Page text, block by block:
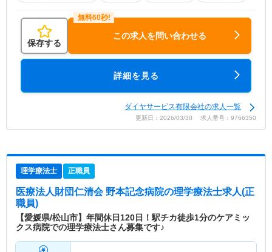
保存する
この求人を問い合わせる
詳細を見る
ダイヤサービス有限会社の求人一覧
更新日：2026/03/30 求人番号：9766350
理学療法士 正職員
医療法人財団仁清会 野本記念病院の理学療法士求人(正
職員)
【愛媛県/松山市】年間休日120日！駅チカ徒歩1分のケアミッ
クス病院での理学療法士さん募集です♪